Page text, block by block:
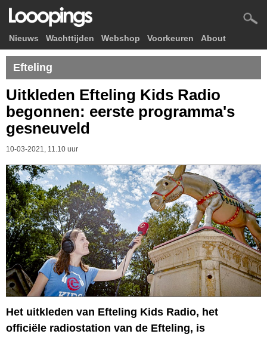
Nieuws Wachttijden Webshop Voorkeuren About
Efteling
Uitkleden Efteling Kids Radio
begonnen: eerste programma's
gesneuveld
10-03-2021, 11.10 uur
Het uitkleden van Efteling Kids Radio, het
officiële radiostation van de Efteling, is